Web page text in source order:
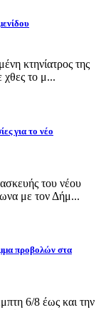
κτηνίατρος της
χθες το μ...
για το νέο
του νέου
με τον Δήμ...
προβολών στα
6/8 έως και την